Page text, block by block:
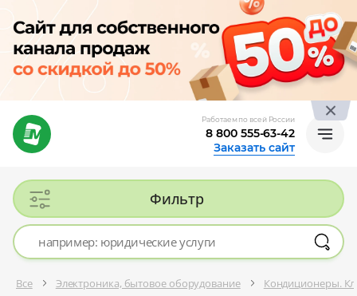
Работаем по всей России
8 800 555-63-42
Заказать сайт
Фильтр
Все Электроника, бытовое оборудование Кондиционеры.